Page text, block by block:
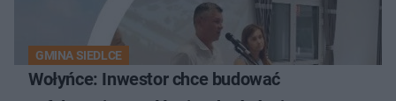
GMINA SIEDLCE
Wołyńce: Inwestor chce budować